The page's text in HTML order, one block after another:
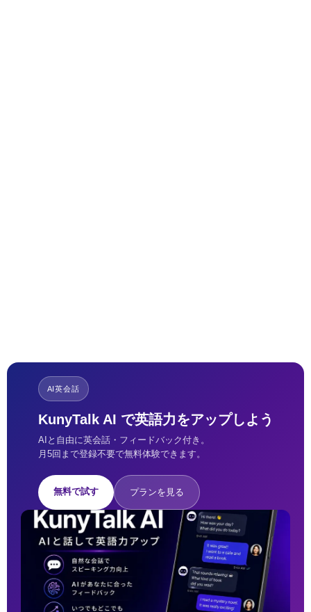
AI英会話
KunyTalk AI で英語力をアップしよう
AIと自由に英会話・フィードバック付き。
月5回まで登録不要で無料体験できます。
無料で試す プランを見る